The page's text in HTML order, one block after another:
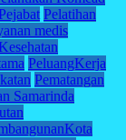
Pelatihan
medis
PeluangKerja
Pematangan
Samarinda